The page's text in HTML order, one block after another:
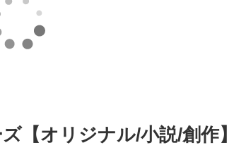
【オリジナル/小説/創作】